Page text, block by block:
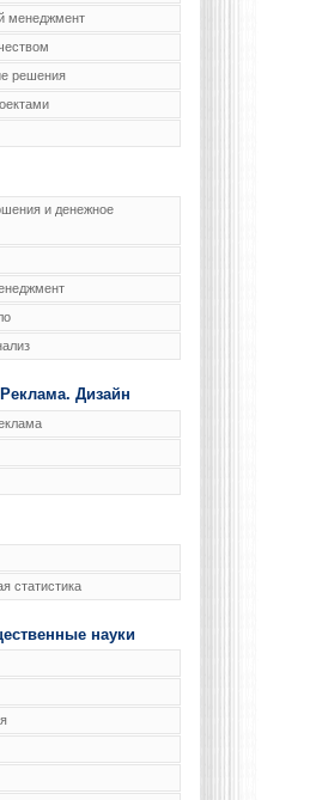
менеджмент
решения
и денежное
Дизайн
статистика
науки